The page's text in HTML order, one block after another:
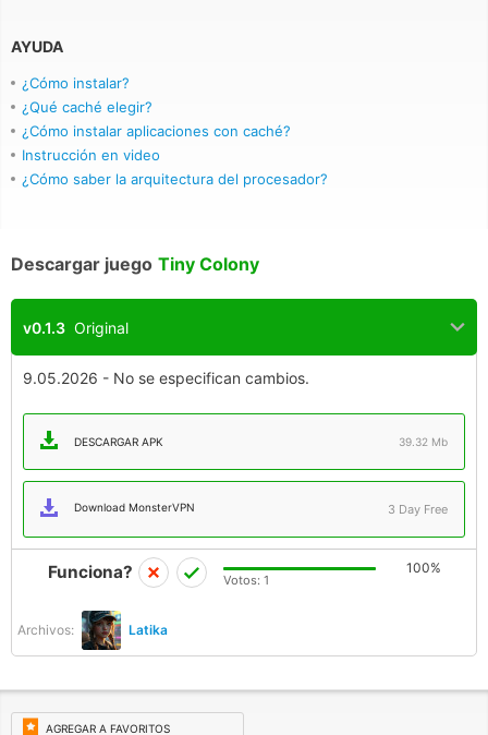
AYUDA
¿Cómo instalar?
¿Qué caché elegir?
¿Cómo instalar aplicaciones con caché?
Instrucción en video
¿Cómo saber la arquitectura del procesador?
Descargar juego Tiny Colony
v0.1.3 Original
9.05.2026 - No se especifican cambios.
DESCARGAR APK 39.32 Mb
Download MonsterVPN 3 Day Free
Archivos: Latika
Funciona? 100%
Votos: 1
AGREGAR A FAVORITOS